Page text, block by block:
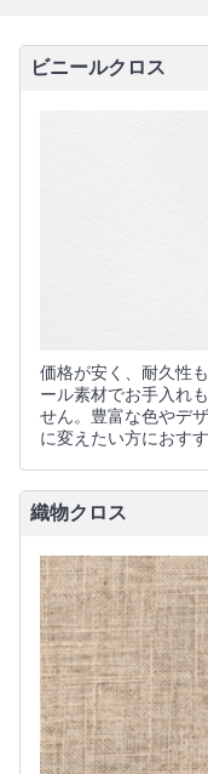
ビニールクロス
価格が安く、耐久性
ール素材でお手入れ
せん。豊富な色やデ
に変えたい方におすす
織物クロス